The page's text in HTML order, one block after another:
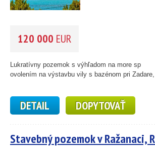
120 000 EUR
Lukratívny pozemok s výhľadom na more sp
ovolením na výstavbu vily s bazénom pri
DETAIL DOPYTOVAŤ
Stavebný pozemok v Ražanaci,